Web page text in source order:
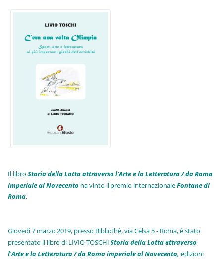
Il libroStoria della Lotta attraverso l'Arte e la Letteratura / da Roma
imperiale al Novecento ha vinto il premio internazionaleFontane di
Roma.
Giovedì 7 marzo 2019, presso Bibliothè, via Celsa 5 - Roma, è stato
presentato il libro di LIVIO TOSCHIStoria della Lotta attraverso
l'Arte e la Letteratura / da Roma imperiale al Novecento, edizioni